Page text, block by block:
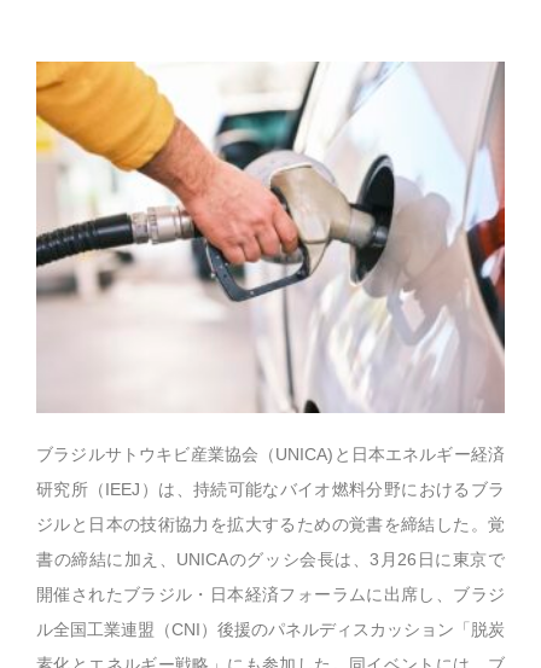
ブラジルサトウキビ産業協会（UNICA)と日本エネルギー経済
研究所（IEEJ）は、持続可能なバイオ燃料分野におけるブラ
ジルと日本の技術協力を拡大するための覚書を締結した。覚
書の締結に加え、UNICAのグッシ会長は、3月26日に東京で
開催されたブラジル・日本経済フォーラムに出席し、ブラジ
ル全国工業連盟（CNI）後援のパネルディスカッション「脱炭